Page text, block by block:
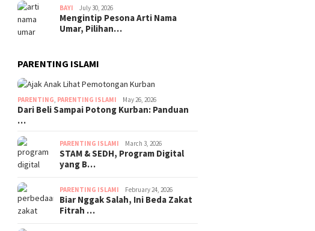
BAYI July 30, 2026
Mengintip Pesona Arti Nama
Umar, Pilihan…
PARENTING ISLAMI
PARENTING, PARENTING ISLAMI May 26, 2026
Dari Beli Sampai Potong Kurban: Panduan
…
PARENTING ISLAMI March 3, 2026
STAM & SEDH, Program Digital
yang B…
PARENTING ISLAMI February 24, 2026
Biar Nggak Salah, Ini Beda Zakat
Fitrah …